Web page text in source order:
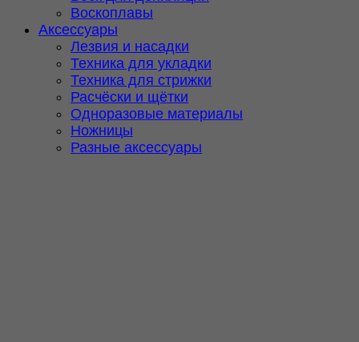
Воскоплавы
Аксессуары
Лезвия и насадки
Техника для укладки
Техника для стрижки
Расчёски и щётки
Одноразовые материалы
Ножницы
Разные аксессуары